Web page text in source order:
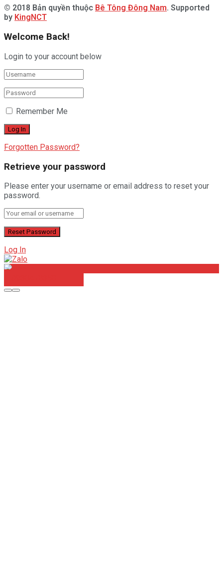
© 2018 Bản quyền thuộc Bê Tông Đông Nam. Supported
by KingNCT
Welcome Back!
Login to your account below
Remember Me
Forgotten Password?
Retrieve your password
Please enter your username or email address to reset your
password.
Log In